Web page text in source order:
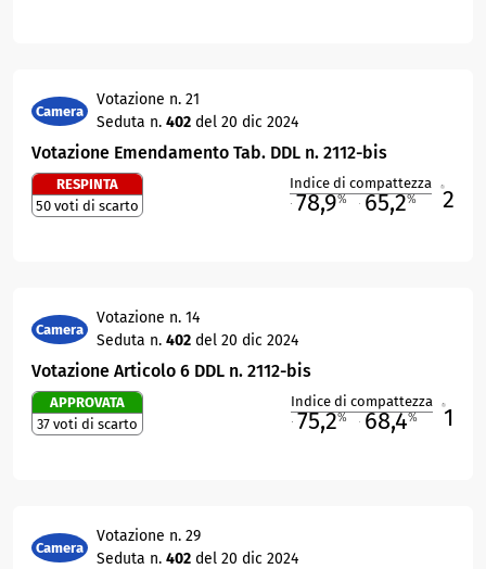
Camera
Votazione n. 21
Seduta n. 402 del 20 dic 2024
Votazione Emendamento Tab. DDL n. 2112-bis
RESPINTA
50 voti di scarto
Indice di compattezza
78,9% 65,2% 2
Camera
Votazione n. 14
Seduta n. 402 del 20 dic 2024
Votazione Articolo 6 DDL n. 2112-bis
APPROVATA
37 voti di scarto
Indice di compattezza
75,2% 68,4% 1
Camera
Votazione n. 29
Seduta n. 402 del 20 dic 2024